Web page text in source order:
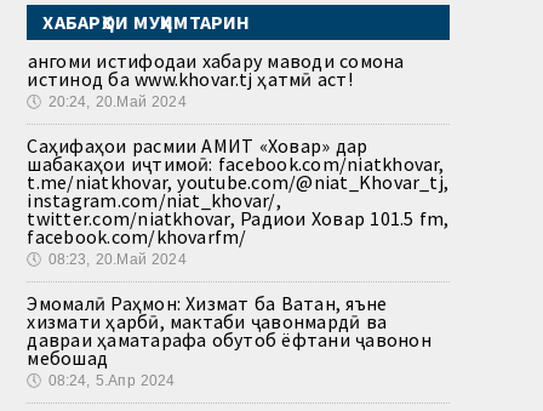
ХАБАРҲОИ МУҲИМТАРИН
Ҳангоми истифодаи хабару маводи сомона
истинод ба www.khovar.tj ҳатмӣ аст!
🕔 20:24, 20.Май 2024
Саҳифаҳои расмии АМИТ «Ховар» дар
шабакаҳои иҷтимоӣ: facebook.com/niatkhovar,
t.me/niatkhovar, youtube.com/@niat_Khovar_tj,
instagram.com/niat_khovar/,
twitter.com/niatkhovar, Радиои Ховар 101.5 fm,
facebook.com/khovarfm/
🕔 08:23, 20.Май 2024
Эмомалӣ Раҳмон: Хизмат ба Ватан, яъне
хизмати ҳарбӣ, мактаби ҷавонмардӣ ва
давраи ҳаматарафа обутоб ёфтани ҷавонон
мебошад
🕔 08:24, 5.Апр 2024